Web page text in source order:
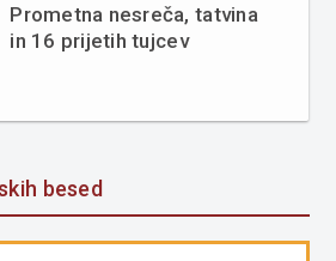
Prometna nesreča, tatvina
in 16 prijetih tujcev
besed